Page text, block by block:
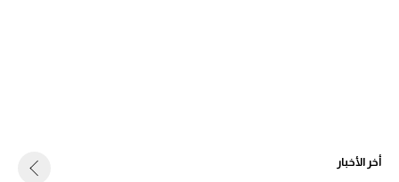
أخر الأخبار